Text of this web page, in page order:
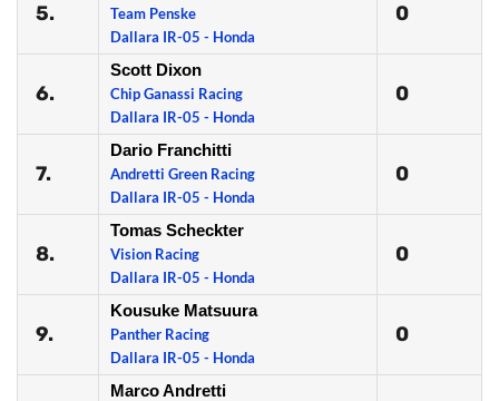
5.
Team Penske
Dallara IR-05 - Honda
0
6.
Scott Dixon
Chip Ganassi Racing
Dallara IR-05 - Honda
0
7.
Dario Franchitti
Andretti Green Racing
Dallara IR-05 - Honda
0
8.
Tomas Scheckter
Vision Racing
Dallara IR-05 - Honda
0
9.
Kousuke Matsuura
Panther Racing
Dallara IR-05 - Honda
0
Marco Andretti